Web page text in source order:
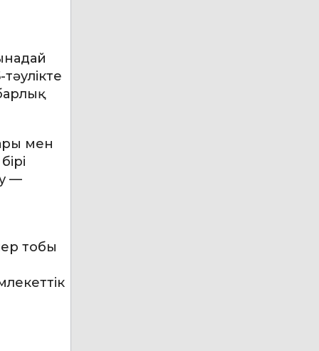
мен
—
тобы